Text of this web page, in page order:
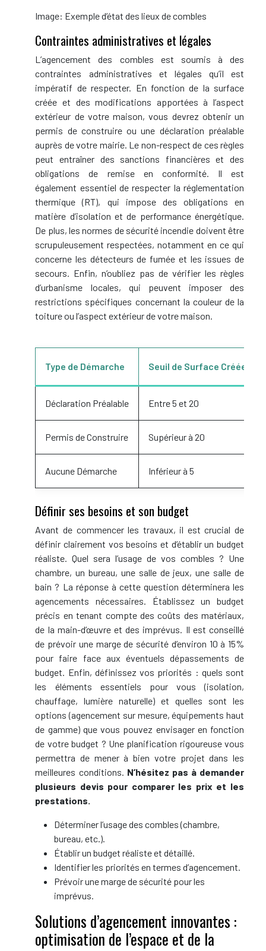
Image: Exemple d’état des lieux de combles
Contraintes administratives et légales
L’agencement des combles est soumis à des
contraintes administratives et légales qu’il est
impératif de respecter. En fonction de la surface
créée et des modifications apportées à l’aspect
extérieur de votre maison, vous devrez obtenir un
permis de construire ou une déclaration préalable
auprès de votre mairie. Le non-respect de ces règles
peut entraîner des sanctions financières et des
obligations de remise en conformité. Il est
également essentiel de respecter la réglementation
thermique (RT), qui impose des obligations en
matière d’isolation et de performance énergétique.
De plus, les normes de sécurité incendie doivent être
scrupuleusement respectées, notamment en ce qui
concerne les détecteurs de fumée et les issues de
secours. Enfin, n’oubliez pas de vérifier les règles
d’urbanisme locales, qui peuvent imposer des
restrictions spécifiques concernant la couleur de la
toiture ou l’aspect extérieur de votre maison.
Type de Démarche Seuil de Surface Créée (m²)
Déclaration Préalable Entre 5 et 20
Permis de Construire Supérieur à 20
Aucune Démarche Inférieur à 5
Définir ses besoins et son budget
Avant de commencer les travaux, il est crucial de
définir clairement vos besoins et d’établir un budget
réaliste. Quel sera l’usage de vos combles ? Une
chambre, un bureau, une salle de jeux, une salle de
bain ? La réponse à cette question déterminera les
agencements nécessaires. Établissez un budget
précis en tenant compte des coûts des matériaux,
de la main-d’œuvre et des imprévus. Il est conseillé
de prévoir une marge de sécurité d’environ 10 à 15%
pour faire face aux éventuels dépassements de
budget. Enfin, définissez vos priorités : quels sont
les éléments essentiels pour vous (isolation,
chauffage, lumière naturelle) et quelles sont les
options (agencement sur mesure, équipements haut
de gamme) que vous pouvez envisager en fonction
de votre budget ? Une planification rigoureuse vous
permettra de mener à bien votre projet dans les
meilleures conditions. N’hésitez pas à demander
plusieurs devis pour comparer les prix et les
prestations.
Déterminer l’usage des combles (chambre,
bureau, etc.).
Établir un budget réaliste et détaillé.
Identifier les priorités en termes d’agencement.
Prévoir une marge de sécurité pour les
imprévus.
Solutions d’agencement innovantes :
optimisation de l’espace et de la